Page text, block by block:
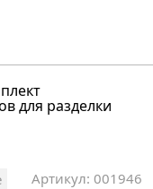
для разделки
Артикул: 001946